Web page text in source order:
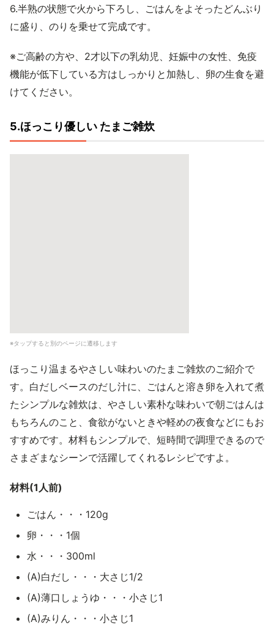
6.半熟の状態で火から下ろし、ごはんをよそったどんぶり
に盛り、のりを乗せて完成です。
※ご高齢の方や、2才以下の乳幼児、妊娠中の女性、免疫
機能が低下している方はしっかりと加熱し、卵の生食を避
けてください。
5.ほっこり優しい たまご雑炊
※タップすると別のページに遷移します
ほっこり温まるやさしい味わいのたまご雑炊のご紹介で
す。白だしベースのだし汁に、ごはんと溶き卵を入れて煮
たシンプルな雑炊は、やさしい素朴な味わいで朝ごはんは
もちろんのこと、食欲がないときや軽めの夜食などにもお
すすめです。材料もシンプルで、短時間で調理できるので
さまざまなシーンで活躍してくれるレシピですよ。
材料(1人前)
ごはん・・・120g
卵・・・1個
水・・・300ml
(A)白だし・・・大さじ1/2
(A)薄口しょうゆ・・・小さじ1
(A)みりん・・・小さじ1